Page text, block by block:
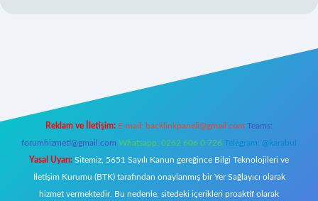
Reklam ve İletişim: E-mail: backlinkpaneli@gmail.com Teams:
forumhizmeti@gmail.com Whatsapp: 0262 606 0 726 Telegram: @karabul
Yasal Uyarı: Sitemiz, 5651 Sayılı Kanun gereğince Bilgi Teknolojileri ve
İletişim Kurumu (BTK) tarafından onaylanmış bir Yer Sağlayıcı olarak
hizmet vermektedir. Bu nedenle, sitedeki içerikleri proaktif olarak